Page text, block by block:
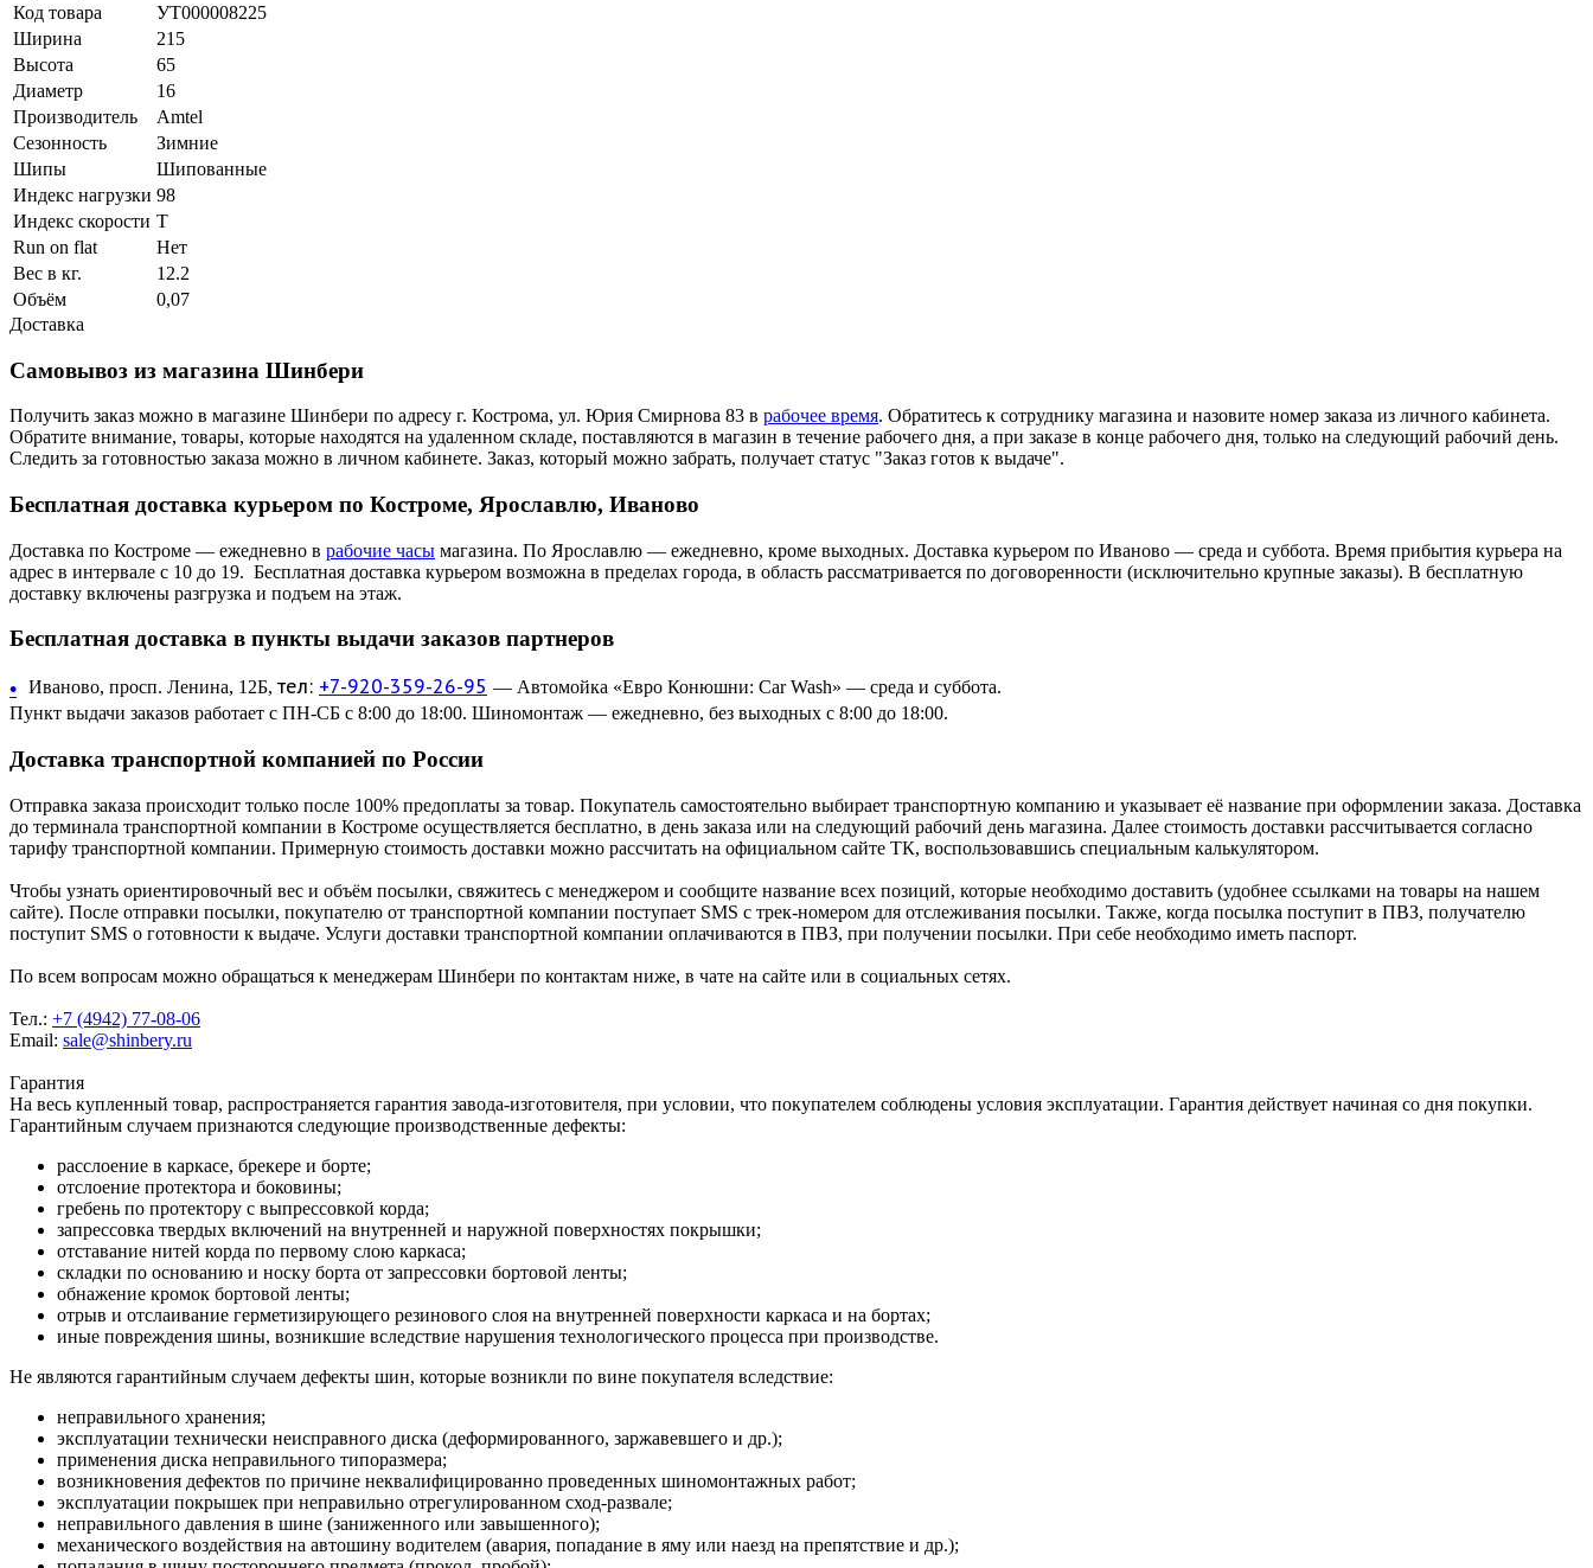
Код товара
УТ000008225
Ширина
215
Высота
65
Диаметр
16
Производитель
Amtel
Сезонность
Зимние
Шипы
Шипованные
Индекс нагрузки 98
Индекс скорости T
Run on flat
Нет
Вес в кг.
12.2
Объём
0,07
Доставка
Самовывоз из магазина Шинбери
Получить заказ можно в магазине Шинбери по адресу г. Кострома, ул. Юрия Смирнова 83 в рабочее время. Обратитесь к сотруднику магазина и назовите номер заказа из личного кабинета.
Обратите внимание, товары, которые находятся на удаленном складе, поставляются в магазин в течение рабочего дня, а при заказе в конце рабочего дня, только на следующий рабочий день.
Следить за готовностью заказа можно в личном кабинете. Заказ, который можно забрать, получает статус "Заказ готов к выдаче".
Бесплатная доставка курьером по Костроме, Ярославлю, Иваново
Доставка по Костроме — ежедневно в рабочие часы магазина. По Ярославлю — ежедневно, кроме выходных. Доставка курьером по Иваново — среда и суббота. Время прибытия курьера на
адрес в интервале с 10 до 19. Бесплатная доставка курьером возможна в пределах города, в область рассматривается по договоренности (исключительно крупные заказы). В бесплатную
доставку включены разгрузка и подъем на этаж.
Бесплатная доставка в пункты выдачи заказов партнеров
• Иваново, просп. Ленина, 12Б, тел: +7-920-359-26-95 — Автомойка «Евро Конюшни: Car Wash» — среда и суббота.
Пункт выдачи заказов работает с ПН-СБ с 8:00 до 18:00. Шиномонтаж — ежедневно, без выходных с 8:00 до 18:00.
Доставка транспортной компанией по России
Отправка заказа происходит только после 100% предоплаты за товар. Покупатель самостоятельно выбирает транспортную компанию и указывает её название при оформлении заказа. Доставка
до терминала транспортной компании в Костроме осуществляется бесплатно, в день заказа или на следующий рабочий день магазина. Далее стоимость доставки рассчитывается согласно
тарифу транспортной компании. Примерную стоимость доставки можно рассчитать на официальном сайте ТК, воспользовавшись специальным калькулятором.
Чтобы узнать ориентировочный вес и объём посылки, свяжитесь с менеджером и сообщите название всех позиций, которые необходимо доставить (удобнее ссылками на товары на нашем
сайте). После отправки посылки, покупателю от транспортной компании поступает SMS с трек-номером для отслеживания посылки. Также, когда посылка поступит в ПВЗ, получателю
поступит SMS о готовности к выдаче. Услуги доставки транспортной компании оплачиваются в ПВЗ, при получении посылки. При себе необходимо иметь паспорт.
По всем вопросам можно обращаться к менеджерам Шинбери по контактам ниже, в чате на сайте или в социальных сетях.
Тел.: +7 (4942) 77-08-06
Email: sale@shinbery.ru
Гарантия
На весь купленный товар, распространяется гарантия завода-изготовителя, при условии, что покупателем соблюдены условия эксплуатации. Гарантия действует начиная со дня покупки.
Гарантийным случаем признаются следующие производственные дефекты:
расслоение в каркасе, брекере и борте;
отслоение протектора и боковины;
гребень по протектору с выпрессовкой корда;
запрессовка твердых включений на внутренней и наружной поверхностях покрышки;
отставание нитей корда по первому слою каркаса;
складки по основанию и носку борта от запрессовки бортовой ленты;
обнажение кромок бортовой ленты;
отрыв и отслаивание герметизирующего резинового слоя на внутренней поверхности каркаса и на бортах;
иные повреждения шины, возникшие вследствие нарушения технологического процесса при производстве.
Не являются гарантийным случаем дефекты шин, которые возникли по вине покупателя вследствие:
неправильного хранения;
эксплуатации технически неисправного диска (деформированного, заржавевшего и др.);
применения диска неправильного типоразмера;
возникновения дефектов по причине неквалифицированно проведенных шиномонтажных работ;
эксплуатации покрышек при неправильно отрегулированном сход-развале;
неправильного давления в шине (заниженного или завышенного);
механического воздействия на автошину водителем (авария, попадание в яму или наезд на препятствие и др.);